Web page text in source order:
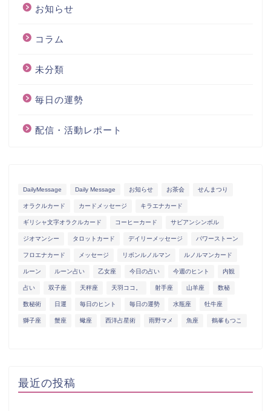
お知らせ
コラム
未分類
毎日の運勢
配信・活動レポート
DailyMessage Daily Message お知らせ お茶会 せんまつり
オラクルカード カードメッセージ キラエナカード
ギリシャ文字オラクルカード コーヒーカード サビアンシンボル
ジオマンシー タロットカード デイリーメッセージ パワーストーン
フロエナカード メッセージ リボンルノルマン ルノルマンカード
ルーン ルーン占い 乙女座 今日の占い 今週のヒント 内観
占い 双子座 天秤座 天羽ココ。 射手座 山羊座 数秘
数秘術 日運 毎日のヒント 毎日の運勢 水瓶座 牡牛座
獅子座 蟹座 蠍座 西洋占星術 雨野マメ 魚座 鶴峯もつこ
最近の投稿